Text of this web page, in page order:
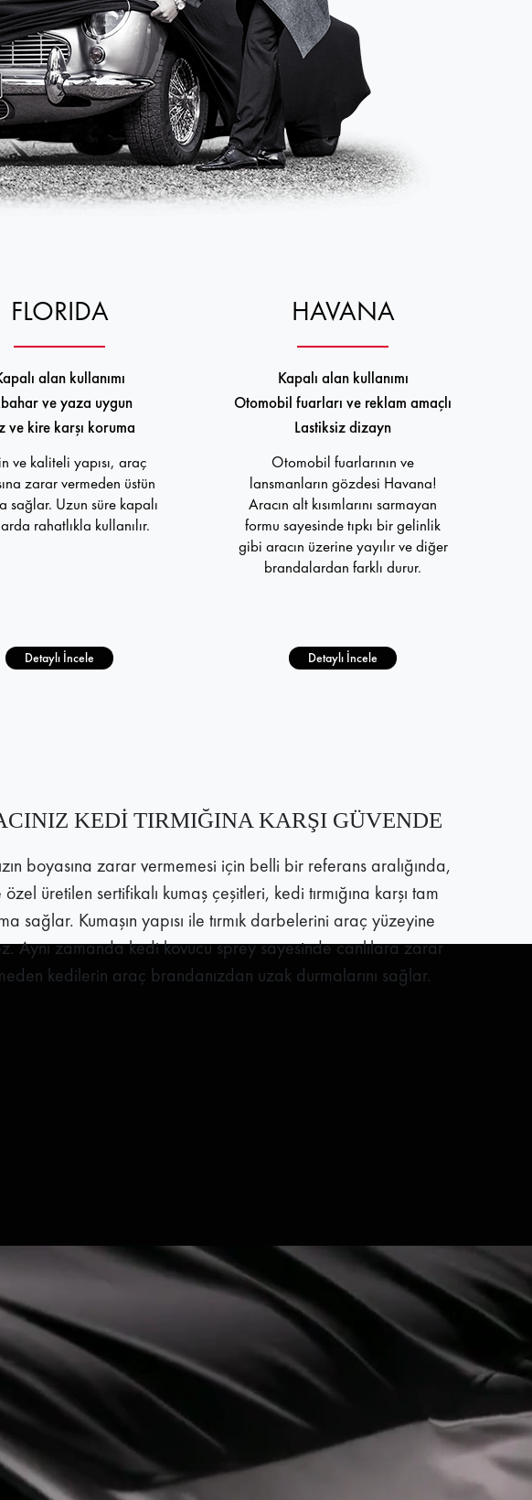
FLORIDA
alan kullanımı
ve yaza uygun
ve kire karşı koruma
ve kaliteli yapısı, araç
zarar vermeden üstün
sağlar. Uzun süre kapalı
rahatlıkla kullanılır.
Detaylı İncele
HAVANA
Kapalı alan kullanımı
Otomobil fuarları ve reklam amaçlı
Lastiksiz dizayn
Otomobil fuarlarının ve
lansmanların gözdesi Havana!
Aracın alt kısımlarını sarmayan
formu sayesinde tıpkı bir gelinlik
gibi aracın üzerine yayılır ve diğer
brandalardan farklı durur.
Detaylı İncele
KEDİ TIRMIĞINA KARŞI GÜVENDE
boyasına zarar vermemesi için belli bir referans aralığında,
özel üretilen sertifikalı kumaş çeşitleri, kedi tırmığına karşı tam
sağlar. Kumaşın yapısı ile tırmık darbelerini araç yüzeyine
Aynı zamanda kedi kovucu sprey sayesinde canlılara zarar
kedilerin araç brandanızdan uzak durmalarını sağlar.